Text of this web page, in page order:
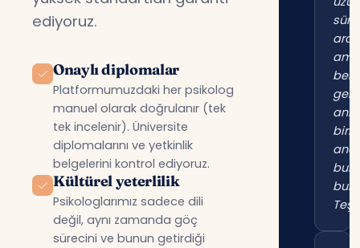
ediyoruz.
Onaylı diplomalar
Platformumuzdaki her psikolog
manuel olarak doğrulanır (tek
tek incelenir). Üniversite
diplomalarını ve yetkinlik
belgelerini kontrol ediyoruz.
Kültürel yeterlilik
Psikologlarımız sadece dili
değil, aynı zamanda göç
sürecini ve bunun getirdiği
süre
beni